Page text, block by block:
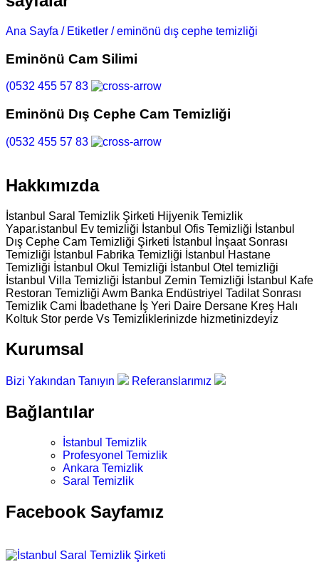
Ana Sayfa / Etiketler /eminönü dış cephe temizliği
Eminönü Cam Silimi
(0532 455 57 83
Eminönü Dış Cephe Cam Temizliği
(0532 455 57 83
Hakkımızda
İstanbul Saral Temizlik Şirketi Hijyenik Temizlik
Yapar.istanbul Ev temizliği İstanbul Ofis Temizliği İstanbul
Dış Cephe Cam Temizliği Şirketi İstanbul İnşaat Sonrası
Temizliği İstanbul Fabrika Temizliği İstanbul Hastane
Temizliği İstanbul Okul Temizliği İstanbul Otel temizliği
İstanbul Villa Temizliği İstanbul Zemin Temizliği İstanbul Kafe
Restoran Temizliği Awm Banka Endüstriyel Tadilat Sonrası
Temizlik Cami İbadethane İş Yeri Daire Dersane Kreş Halı
Koltuk Stor perde Vs Temizliklerinizde hizmetinizdeyiz
Kurumsal
Bizi Yakından Tanıyın Referanslarımız
Bağlantılar
İstanbul Temizlik
Profesyonel Temizlik
Ankara Temizlik
Saral Temizlik
Facebook Sayfamız